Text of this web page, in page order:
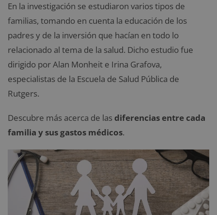
En la investigación se estudiaron varios tipos de
familias, tomando en cuenta la educación de los
padres y de la inversión que hacían en todo lo
relacionado al tema de la salud. Dicho estudio fue
dirigido por Alan Monheit e Irina Grafova,
especialistas de la Escuela de Salud Pública de
Rutgers.
Descubre más acerca de las diferencias entre cada
familia y sus gastos médicos.